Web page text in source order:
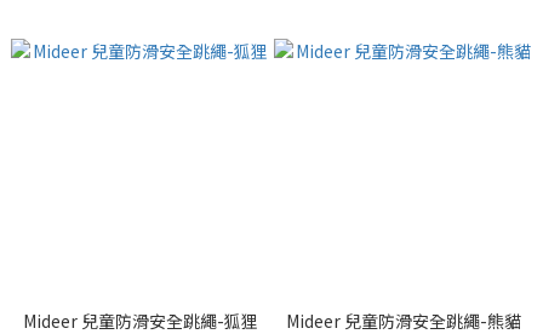
Mideer 兒童防滑安全跳繩-狐狸 Mideer 兒童防滑安全跳繩-熊貓